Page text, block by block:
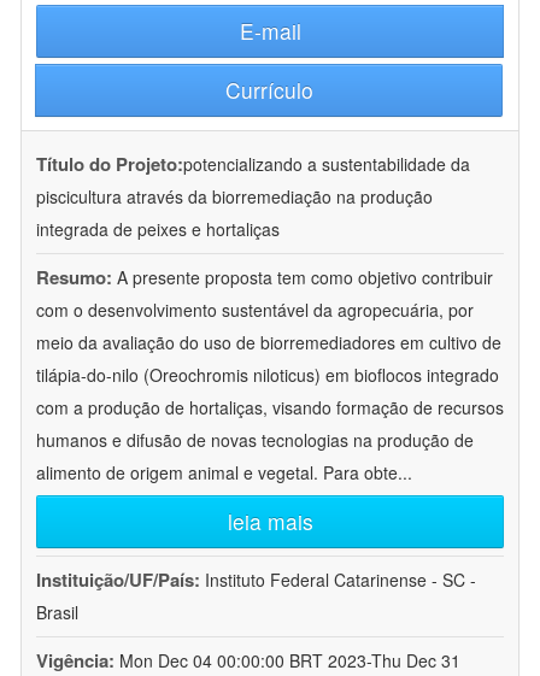
E-mail
Currículo
Título do Projeto:potencializando a sustentabilidade da
piscicultura através da biorremediação na produção
integrada de peixes e hortaliças
Resumo: A presente proposta tem como objetivo contribuir
com o desenvolvimento sustentável da agropecuária, por
meio da avaliação do uso de biorremediadores em cultivo de
tilápia-do-nilo (Oreochromis niloticus) em bioflocos integrado
com a produção de hortaliças, visando formação de recursos
humanos e difusão de novas tecnologias na produção de
alimento de origem animal e vegetal. Para obte...
leia mais
Instituição/UF/País: Instituto Federal Catarinense - SC -
Brasil
Vigência: Mon Dec 04 00:00:00 BRT 2023-Thu Dec 31